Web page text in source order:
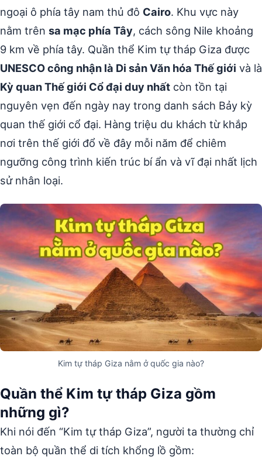
ngoại ô phía tây nam thủ đô Cairo. Khu vực này
nằm trên sa mạc phía Tây, cách sông Nile khoảng
9 km về phía tây. Quần thể Kim tự tháp Giza được
UNESCO công nhận là Di sản Văn hóa Thế giới và là
Kỳ quan Thế giới Cổ đại duy nhất còn tồn tại
nguyên vẹn đến ngày nay trong danh sách Bảy kỳ
quan thế giới cổ đại. Hàng triệu du khách từ khắp
nơi trên thế giới đổ về đây mỗi năm để chiêm
ngưỡng công trình kiến trúc bí ẩn và vĩ đại nhất lịch
sử nhân loại.
Kim tự tháp Giza nằm ở quốc gia nào?
Quần thể Kim tự tháp Giza gồm
những gì?
Khi nói đến “Kim tự tháp Giza”, người ta thường chỉ
toàn bộ quần thể di tích khổng lồ gồm: